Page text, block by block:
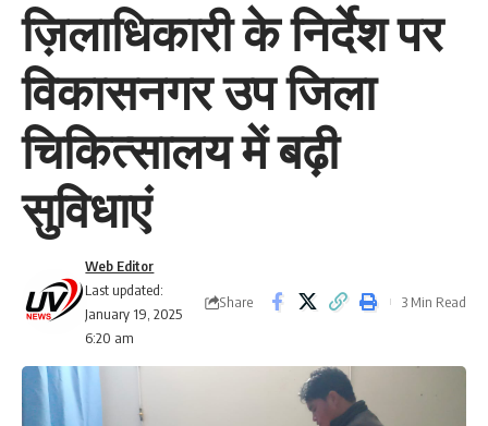
ज़िलाधिकारी के निर्देश पर
विकासनगर उप जिला
चिकित्सालय में बढ़ी
सुविधाएं
Last updated:
January 19, 2025
6:20 am
Web Editor
Share 3 Min Read